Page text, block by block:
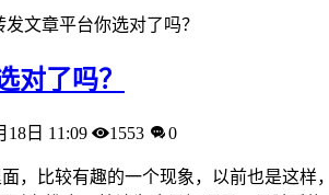
发文章平台你选对了吗？
对了吗？
18日 11:09 1553 0
，比较有趣的一个现象，以前也是这